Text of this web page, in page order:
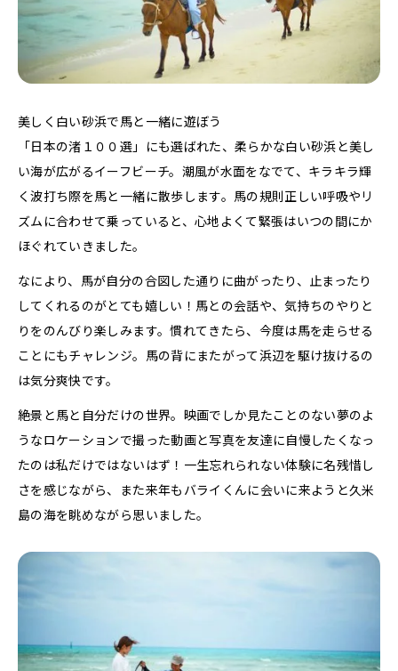
美しく白い砂浜で馬と一緒に遊ぼう
「日本の渚１００選」にも選ばれた、柔らかな白い砂浜と美し
い海が広がるイーフビーチ。潮風が水面をなでて、キラキラ輝
く波打ち際を馬と一緒に散歩します。馬の規則正しい呼吸やリ
ズムに合わせて乗っていると、心地よくて緊張はいつの間にか
ほぐれていきました。
なにより、馬が自分の合図した通りに曲がったり、止まったり
してくれるのがとても嬉しい！馬との会話や、気持ちのやりと
りをのんびり楽しみます。慣れてきたら、今度は馬を走らせる
ことにもチャレンジ。馬の背にまたがって浜辺を駆け抜けるの
は気分爽快です。
絶景と馬と自分だけの世界。映画でしか見たことのない夢のよ
うなロケーションで撮った動画と写真を友達に自慢したくなっ
たのは私だけではないはず！一生忘れられない体験に名残惜し
さを感じながら、また来年もバライくんに会いに来ようと久米
島の海を眺めながら思いました。